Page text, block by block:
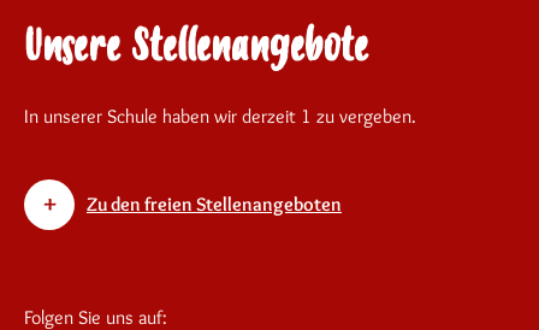
Unsere Stellenangebote
In unserer Schule haben wir derzeit 1 zu vergeben.
Zu den freien Stellenangeboten
Folgen Sie uns auf: